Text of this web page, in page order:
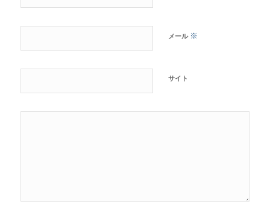
メール ※
サイト